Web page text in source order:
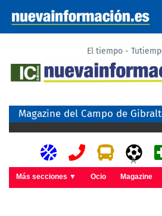
El tiempo -
Magazine del Campo de
A
Más secciones ▼ Ocio Magazine